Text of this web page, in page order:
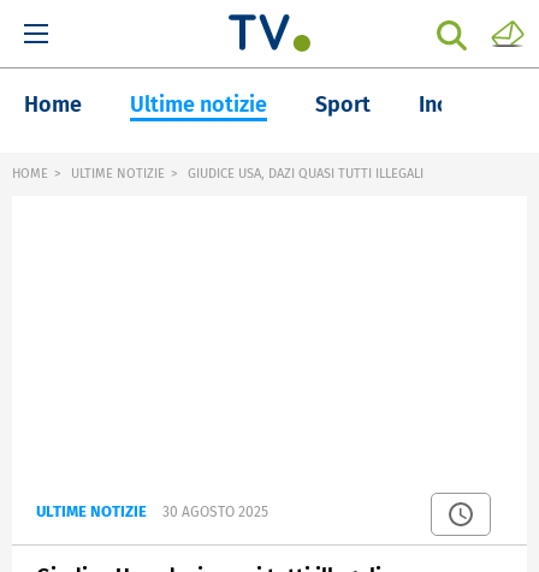
Home Ultime notizie Sport Inchieste
HOME ULTIME NOTIZIE GIUDICE USA, DAZI QUASI TUTTI ILLEGALI
ULTIME NOTIZIE 30 AGOSTO 2025